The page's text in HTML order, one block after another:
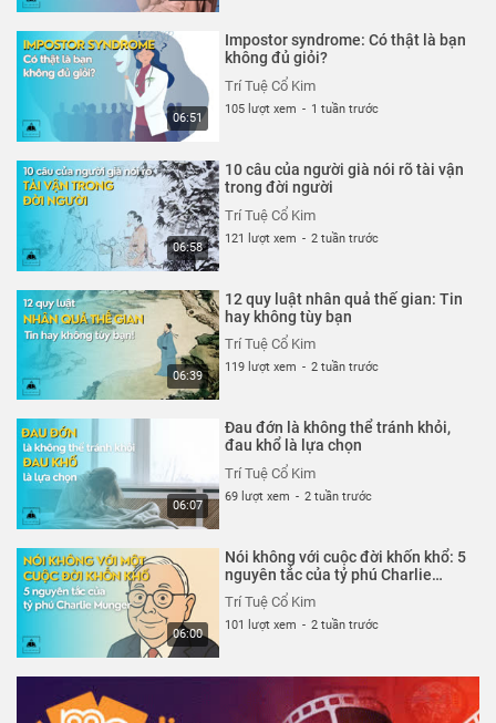
06:51
Impostor syndrome: Có thật là bạn
không đủ giỏi?
Trí Tuệ Cổ Kim
105 lượt xem - 1 tuần trước
06:58
10 câu của người già nói rõ tài vận
trong đời người
Trí Tuệ Cổ Kim
121 lượt xem - 2 tuần trước
06:39
12 quy luật nhân quả thế gian: Tin
hay không tùy bạn
Trí Tuệ Cổ Kim
119 lượt xem - 2 tuần trước
06:07
Đau đớn là không thể tránh khỏi,
đau khổ là lựa chọn
Trí Tuệ Cổ Kim
69 lượt xem - 2 tuần trước
06:00
Nói không với cuộc đời khốn khổ: 5
nguyên tắc của tỷ phú Charlie
Munger
Trí Tuệ Cổ Kim
101 lượt xem - 2 tuần trước